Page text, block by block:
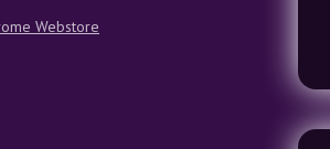
Webstore